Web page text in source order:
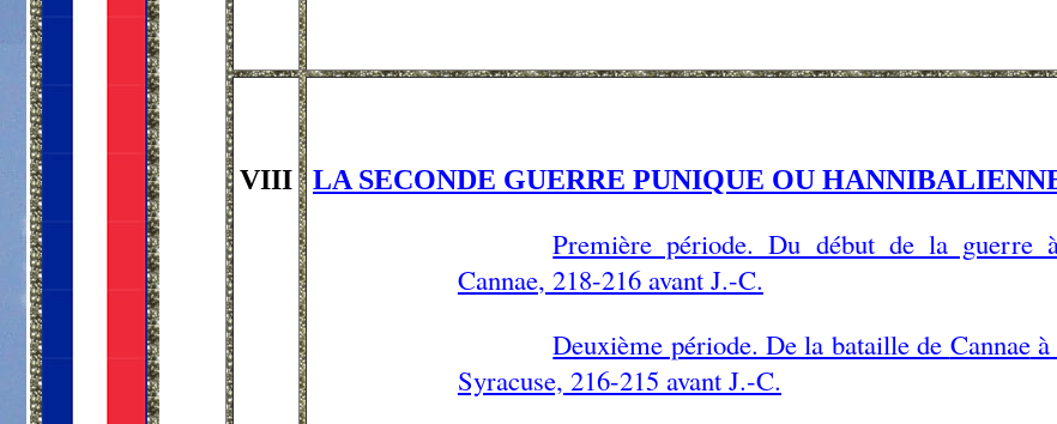
VIII LA SECONDE GUERRE PUNIQUE OU
Première période. Du début de la guerre
Cannae, 218-216 avant J.-C.
Deuxième période. De la bataille de Cannaeà
Syracuse, 216-215 avant J.-C.